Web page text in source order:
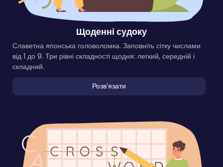
Щоденні судоку
Славетна японська головоломка. Заповніть сітку числами
від 1 до 9. Три рівні складності щодня: легкий, середній і
складний.
Розвʼязати